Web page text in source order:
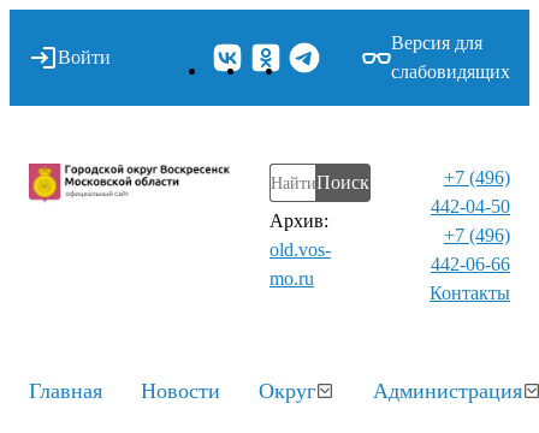
Войти
Версия для
слабовидящих
Поиск
Архив:
old.vos-
mo.ru
+7 (496)
442-04-50
+7 (496)
442-06-66
Контакты⁠
Главная Новости Округ Администрация